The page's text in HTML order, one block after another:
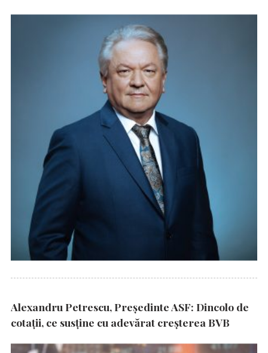
Alexandru Petrescu, Președinte ASF: Dincolo de
cotații, ce susține cu adevărat creșterea BVB